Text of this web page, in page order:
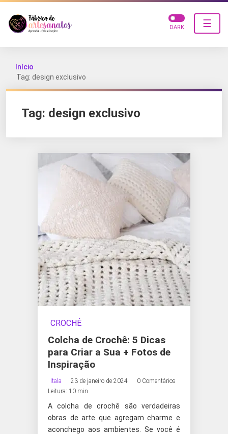
☰
DARK
Início
Tag: design exclusivo
Tag: design exclusivo
CROCHÊ
Colcha de Crochê: 5 Dicas
para Criar a Sua + Fotos de
Inspiração
Itala 23 de janeiro de 2024
0 Comentários
Leitura: 10 min
A colcha de crochê são verdadeiras
obras de arte que agregam charme e
aconchego aos ambientes. Se você é